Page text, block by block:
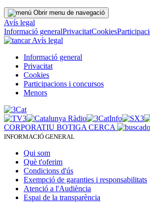
Obrir menu de navegació
Avís legal
Informació generalPrivacitatCookies
Avís legal
Informació general
Privacitat
Cookies
Participacions i concursos
Menors
CORPORATIU BOTIGA CERCA
INFORMACIÓ GENERAL
Qui som
Què t'oferim
Condicions d'ús
Exempció de garanties i responsabilitats
Atenció a l'Audiència
Espai de la transparència